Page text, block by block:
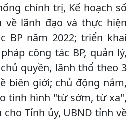
chính trị, Kế hoạch số
về lãnh đạo và thực hiện
BP năm 2022; triển khai
công tác BP, quản lý,
quyền, lãnh thổ theo 3
biên giới; chủ động nắm,
tình hình "từ sớm, từ xa",
Tỉnh ủy, UBND tỉnh về